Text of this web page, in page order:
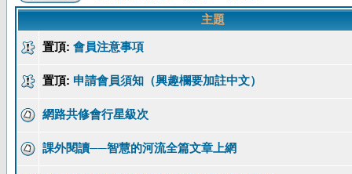
主題
置頂: 會員注意事項
置頂: 申請會員須知（興趣欄要加註中文）
網路共修會行星級次
課外閱讀──智慧的河流全篇文章上網